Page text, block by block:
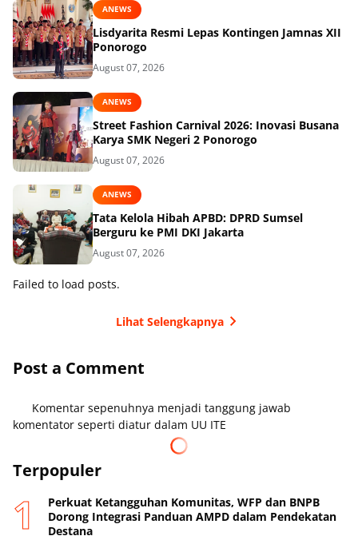
ANEWS
Lisdyarita Resmi Lepas Kontingen Jamnas XII
Ponorogo
August 07, 2026
ANEWS
Street Fashion Carnival 2026: Inovasi Busana
Karya SMK Negeri 2 Ponorogo
August 07, 2026
ANEWS
Tata Kelola Hibah APBD: DPRD Sumsel
Berguru ke PMI DKI Jakarta
August 07, 2026
Failed to load posts.
Lihat Selengkapnya
Post a Comment
Komentar sepenuhnya menjadi tanggung jawab
komentator seperti diatur dalam UU ITE
Terpopuler
Perkuat Ketangguhan Komunitas, WFP dan BNPB
Dorong Integrasi Panduan AMPD dalam Pendekatan
Destana